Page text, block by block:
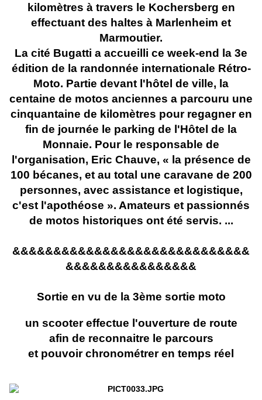
kilomètres à travers le Kochersberg en
effectuant des haltes à Marlenheim et
Marmoutier.
La cité Bugatti a accueilli ce week-end la 3e
édition de la randonnée internationale Rétro-
Moto. Partie devant l'hôtel de ville, la
centaine de motos anciennes a parcouru une
cinquantaine de kilomètres pour regagner en
fin de journée le parking de l'Hôtel de la
Monnaie. Pour le responsable de
l'organisation, Eric Chauve, « la présence de
100 bécanes, et au total une caravane de 200
personnes, avec assistance et logistique,
c'est l'apothéose ». Amateurs et passionnés
de motos historiques ont été servis. ...
&&&&&&&&&&&&&&&&&&&&&&&&&&&&&
&&&&&&&&&&&&&&&&
Sortie en vu de la 3ème sortie moto
un scooter effectue l'ouverture de route
afin de reconnaitre le parcours
et pouvoir chronométrer en temps réel